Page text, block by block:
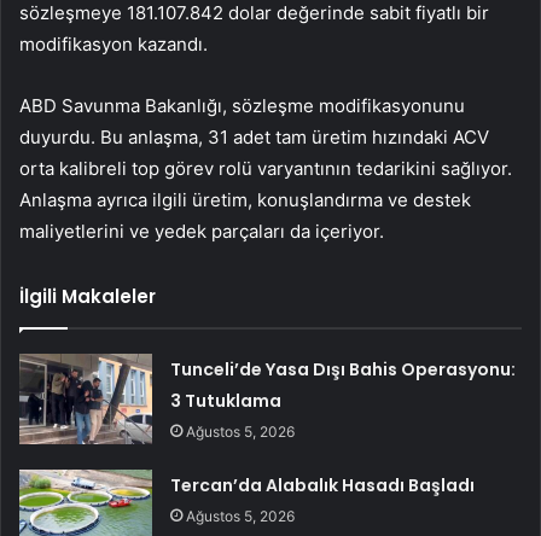
sözleşmeye 181.107.842 dolar değerinde sabit fiyatlı bir
modifikasyon kazandı.
ABD Savunma Bakanlığı, sözleşme modifikasyonunu
duyurdu. Bu anlaşma, 31 adet tam üretim hızındaki ACV
orta kalibreli top görev rolü varyantının tedarikini sağlıyor.
Anlaşma ayrıca ilgili üretim, konuşlandırma ve destek
maliyetlerini ve yedek parçaları da içeriyor.
İlgili Makaleler
Tunceli’de Yasa Dışı Bahis Operasyonu:
3 Tutuklama
Ağustos 5, 2026
Tercan’da Alabalık Hasadı Başladı
Ağustos 5, 2026